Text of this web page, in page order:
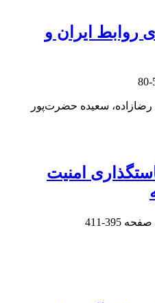
ایران و
سعیده حضرت‌پور
امنیت
395-411